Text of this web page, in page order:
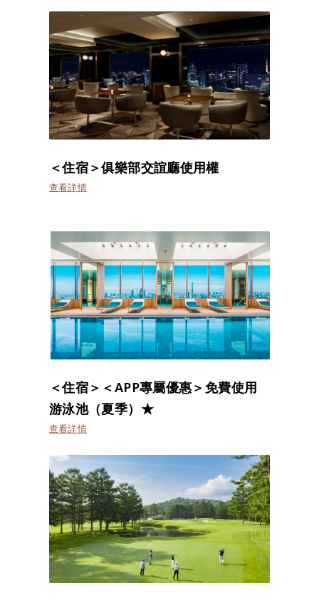
＜住宿＞俱樂部交誼廳使用權
查看詳情
＜住宿＞＜APP專屬優惠＞免費使用
游泳池（夏季）★
查看詳情